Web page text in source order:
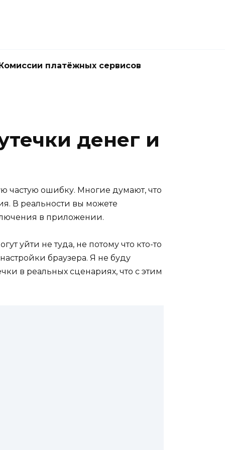
платёжных сервисов
денег и
частую ошибку. Многие думают, что
В реальности вы можете
в приложении.
уйти не туда, не потому что кто-то
браузера. Я не буду
в реальных сценариях, что с этим